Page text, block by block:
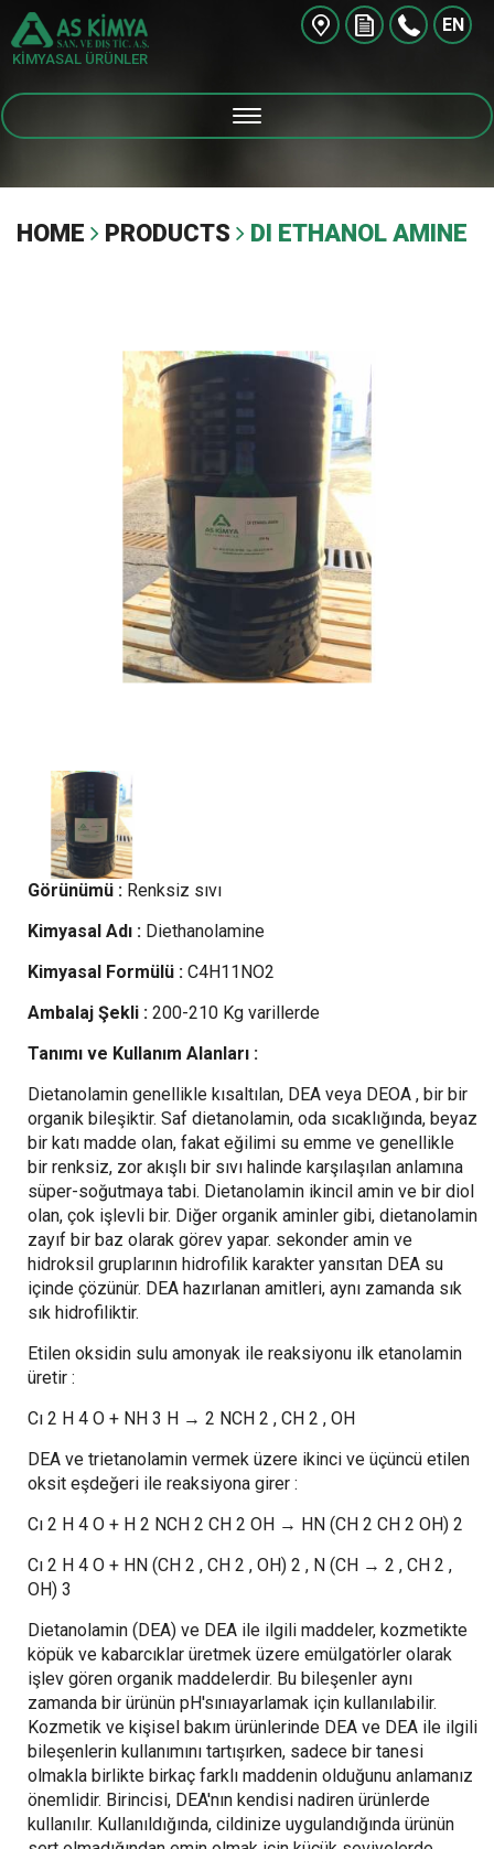
KİMYASAL ÜRÜNLER
EN
HOME PRODUCTS DI ETHANOL AMINE
Görünümü : Renksiz sıvı
Kimyasal Adı : Diethanolamine
Kimyasal Formülü : C4H11NO2
Ambalaj Şekli : 200-210 Kg varillerde
Tanımı ve Kullanım Alanları :
Dietanolamin genellikle kısaltılan, DEA veya DEOA , bir bir
organik bileşiktir. Saf dietanolamin, oda sıcaklığında, beyaz
bir katı madde olan, fakat eğilimi su emme ve genellikle
bir renksiz, zor akışlı bir sıvı halinde karşılaşılan anlamına
süper-soğutmaya tabi. Dietanolamin ikincil amin ve bir diol
olan, çok işlevli bir. Diğer organik aminler gibi, dietanolamin
zayıf bir baz olarak görev yapar. sekonder amin ve
hidroksil gruplarının hidrofilik karakter yansıtan DEA su
içinde çözünür. DEA hazırlanan amitleri, aynı zamanda sık
sık hidrofiliktir.
Etilen oksidin sulu amonyak ile reaksiyonu ilk etanolamin
üretir :
Cı 2 H 4 O + NH 3 H → 2 NCH 2 , CH 2 , OH
DEA ve trietanolamin vermek üzere ikinci ve üçüncü etilen
oksit eşdeğeri ile reaksiyona girer :
Cı 2 H 4 O + H 2 NCH 2 CH 2 OH → HN (CH 2 CH 2 OH) 2
Cı 2 H 4 O + HN (CH 2 , CH 2 , OH) 2 , N (CH → 2 , CH 2 ,
OH) 3
Dietanolamin (DEA) ve DEA ile ilgili maddeler, kozmetikte
köpük ve kabarcıklar üretmek üzere emülgatörler olarak
işlev gören organik maddelerdir. Bu bileşenler aynı
zamanda bir ürünün pH'sınıayarlamak için kullanılabilir.
Kozmetik ve kişisel bakım ürünlerinde DEA ve DEA ile ilgili
bileşenlerin kullanımını tartışırken, sadece bir tanesi
olmakla birlikte birkaç farklı maddenin olduğunu anlamanız
önemlidir. Birincisi, DEA'nın kendisi nadiren ürünlerde
kullanılır. Kullanıldığında, cildinize uygulandığında ürünün